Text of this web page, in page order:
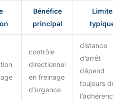
Bénéfice
principal
Limite
contrôle
directionnel
en freinage
d’urgence
distance
d’arrêt
dépend
toujours